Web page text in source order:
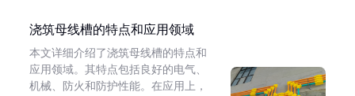
浇筑母线槽的特点和应用领域
本文详细介绍了浇筑母线槽的特点和
应用领域。其特点包括良好的电气、
机械、防火和防护性能。在应用上，